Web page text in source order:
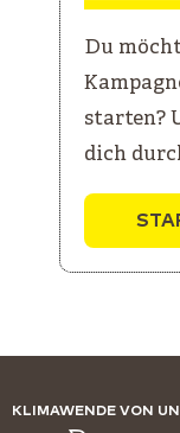
Du
starten?
dich
KLIMAWENDE VON